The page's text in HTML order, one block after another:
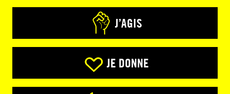
J’AGIS
JE DONNE